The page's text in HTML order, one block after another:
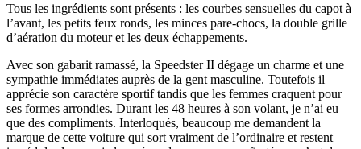
Tous les ingrédients sont présents : les courbes sensuelles du capot à
l’avant, les petits feux ronds, les minces pare-chocs, la double grille
d’aération du moteur et les deux échappements.
Avec son gabarit ramassé, la Speedster II dégage un charme et une
sympathie immédiates auprès de la gent masculine. Toutefois il
apprécie son caractère sportif tandis que les femmes craquent pour
ses formes arrondies. Durant les 48 heures à son volant, je n’ai eu
que des compliments. Interloqués, beaucoup me demandent la
marque de cette voiture qui sort vraiment de l’ordinaire et restent